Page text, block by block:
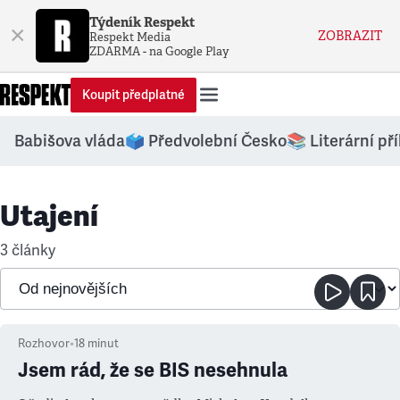
× Týdeník Respekt
Respekt Media
ZDARMA - na Google Play
ZOBRAZIT
Koupit předplatné
Babišova vláda🗳️ Předvolební Česko📚 Literární
Utajení
3 články
Rozhovor•18 minut
Jsem rád, že se BIS nesehnula